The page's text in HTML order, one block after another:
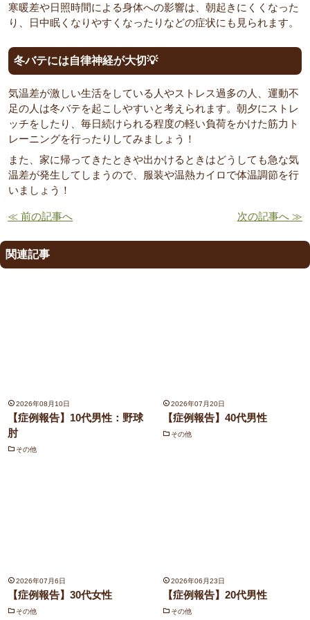
寒暖差や日照時間による身体への影響は、朝起きにくくなった
り、日中眠くなりやすくなったりなどの症状にも見られます。
冬バテには自律神経が大切💡
気温差が激しい生活をしている人やストレス過多の人、運動不
足の人は冬バテを起こしやすいと考えられます。朝夕にストレ
ッチをしたり、毎日続けられる程度の軽い負荷をかけた筋力ト
レーニングを行ったりしてみましょう！
また、家に帰ってきたときや出かけるときはどうしても急な気
温差が発生してしまうので、服装や温熱カイロで体温調節を行
いましょう！
≪ 前の記事へ 次の記事へ ≫
関連記事
2026年08月10日
【症例報告】10代男性：野球
肘
その他
2026年07月20日
【症例報告】40代男性
その他
2026年07月6日
【症例報告】30代女性
その他
2026年06月23日
【症例報告】20代男性
その他